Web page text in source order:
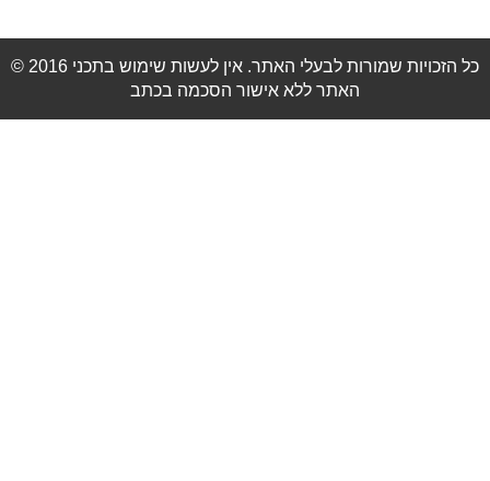
© 2016 כל הזכויות שמורות לבעלי האתר. אין לעשות שימוש בתכני
האתר ללא אישור הסכמה בכתב